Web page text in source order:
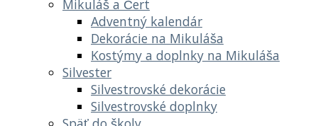
Mikuláš a Čert
Adventný kalendár
Dekorácie na Mikuláša
Kostýmy a doplnky na Mikuláša
Silvester
Silvestrovské dekorácie
Silvestrovské doplnky